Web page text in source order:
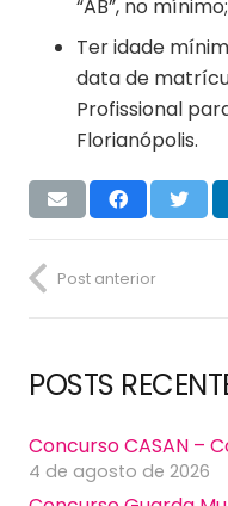
“AB”, no mínimo;
Ter idade
data de
Profissional
Florianópolis.
Post anterior
POSTS
Concurso CASAN –
4 de agosto de 2026